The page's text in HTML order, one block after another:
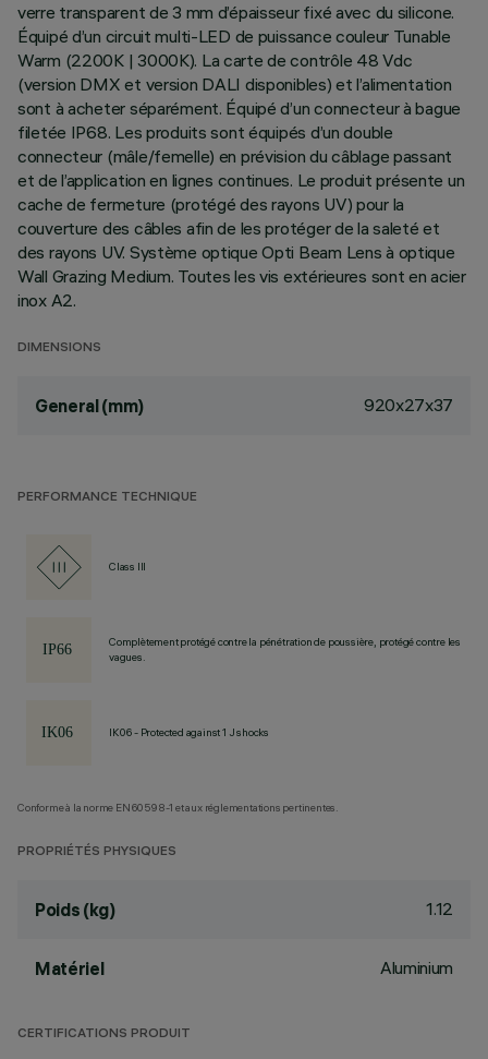
verre transparent de 3 mm d’épaisseur fixé avec du silicone.
Équipé d’un circuit multi-LED de puissance couleur Tunable
Warm (2200K | 3000K). La carte de contrôle 48 Vdc
(version DMX et version DALI disponibles) et l’alimentation
sont à acheter séparément. Équipé d’un connecteur à bague
filetée IP68. Les produits sont équipés d’un double
connecteur (mâle/femelle) en prévision du câblage passant
et de l’application en lignes continues. Le produit présente un
cache de fermeture (protégé des rayons UV) pour la
couverture des câbles afin de les protéger de la saleté et
des rayons UV. Système optique Opti Beam Lens à optique
Wall Grazing Medium. Toutes les vis extérieures sont en acier
inox A2.
DIMENSIONS
General (mm) 920x27x37
PERFORMANCE TECHNIQUE
Class III
Complètement protégé contre la pénétration de poussière, protégé contre les
vagues.
IK06 - Protected against 1 J shocks
Conforme à la norme EN60598-1 et aux réglementations pertinentes.
PROPRIÉTÉS PHYSIQUES
Poids (kg) 1.12
Matériel Aluminium
CERTIFICATIONS PRODUIT